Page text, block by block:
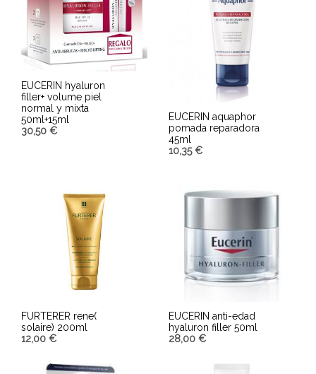
EUCERIN hyaluron
filler+ volume piel
normal y mixta
50ml+15ml
30,50 €
EUCERIN aquaphor
pomada reparadora
45ml
10,35€
FURTERER rene(
solaire) 200ml
12,00 €
AÑADIR AL CARRITO
EUCERIN anti-edad
hyaluron filler 50ml
28,00 €